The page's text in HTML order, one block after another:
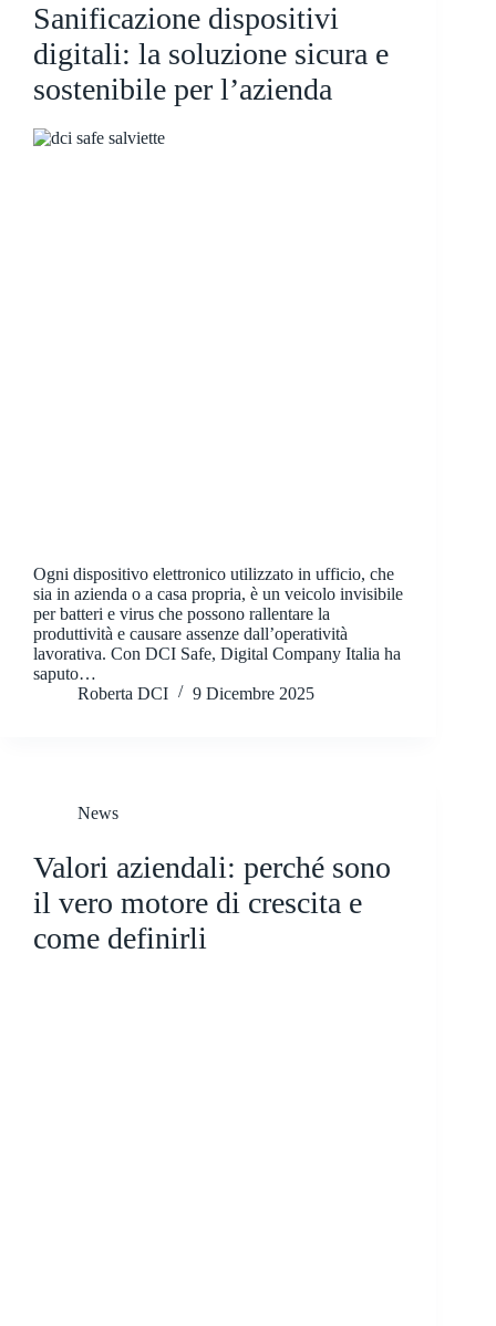
Sanificazione dispositivi
digitali: la soluzione sicura e
sostenibile per l’azienda
Ogni dispositivo elettronico utilizzato in ufficio, che
sia in azienda o a casa propria, è un veicolo invisibile
per batteri e virus che possono rallentare la
produttività e causare assenze dall’operatività
lavorativa. Con DCI Safe, Digital Company Italia ha
saputo…
Roberta DCI
9 Dicembre 2025
News
Valori aziendali: perché sono
il vero motore di crescita e
come definirli